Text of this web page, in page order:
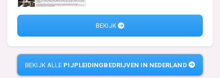
BEKIJK
BEKIJK ALLE PIJPLEIDINGBEDRIJVEN IN NEDERLAND